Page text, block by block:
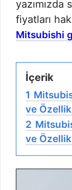
yazımızda
fiyatları
Mitsubishi
İçerik
1
ve
2
ve